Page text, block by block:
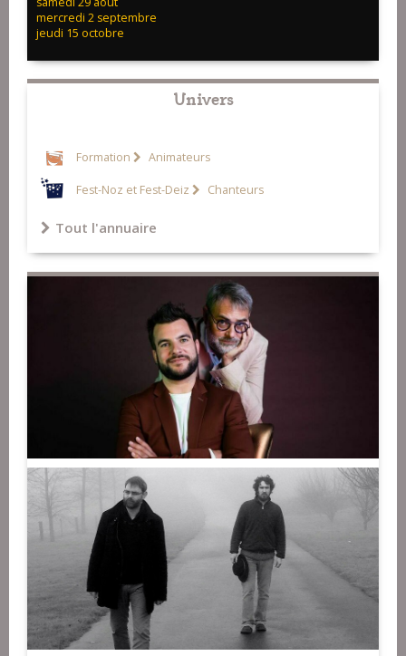
mercredi 2 septembre
jeudi 15 octobre
Univers
Formation Animateurs
Fest-Noz et Fest-Deiz Chanteurs
Tout l'annuaire